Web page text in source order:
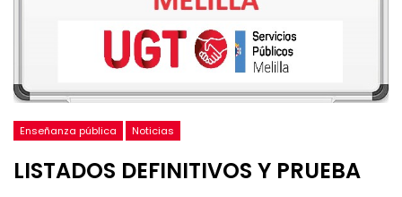
Enseñanza pública Noticias
LISTADOS DEFINITIVOS Y PRUEBA